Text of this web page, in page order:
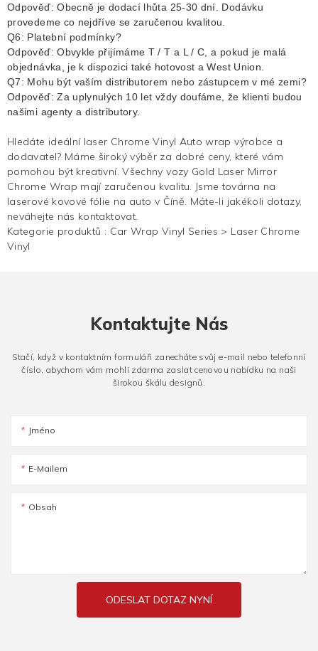
Odpověď: Obecně je dodací lhůta 25-30 dní. Dodávku
provedeme co nejdříve se zaručenou kvalitou.
Q6: Platební podmínky?
Odpověď: Obvykle přijímáme T / T a L / C, a pokud je malá
objednávka, je k dispozici také hotovost a West Union.
Q7: Mohu být vaším distributorem nebo zástupcem v mé zemi?
Odpověď: Za uplynulých 10 let vždy doufáme, že klienti budou
našimi agenty a distributory.
Hledáte ideální laser Chrome Vinyl Auto wrap výrobce a
dodavatel? Máme široký výběr za dobré ceny, které vám
pomohou být kreativní. Všechny vozy Gold Laser Mirror
Chrome Wrap mají zaručenou kvalitu. Jsme továrna na
laserové kovové fólie na auto v Číně. Máte-li jakékoli dotazy,
neváhejte nás kontaktovat.
Kategorie produktů : Car Wrap Vinyl Series > Laser Chrome
Vinyl
Kontaktujte Nás
Stačí, když v kontaktním formuláři zanecháte svůj e-mail nebo telefonní
číslo, abychom vám mohli zdarma zaslat cenovou nabídku na naši
širokou škálu designů.
Jméno
E-Mailem
Obsah
ODESLAT DOTAZ NYNÍ